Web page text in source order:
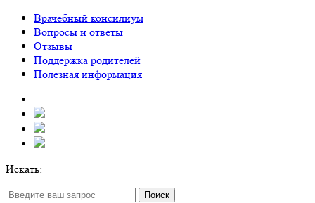
Врачебный консилиум
Вопросы и ответы
Отзывы
Поддержка родителей
Полезная информация
Искать:
Поиск